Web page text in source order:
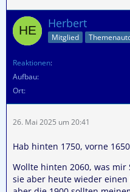
Herbert
Mitglied
Reaktionen
Aufbau
Ort
26. Mai 2025 um 20:41
Hab hinten 1750, vorne
Wollte hinten 2060, was mir
sie aber heute wieder